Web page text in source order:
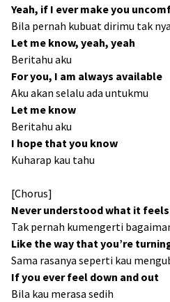
Yeah, if I ever make you
Bila pernah kubuat dirimu tak
Let me know, yeah, yeah
Beritahu aku
For you, I am always available
Aku akan selalu ada untukmu
Let me know
Beritahu aku
I hope that you know
Kuharap kau tahu
[Chorus]
Never understood what it
Tak pernah kumengerti
Like the way that you’re
Sama rasanya seperti kau
If you ever feel down and out
Bila kau merasa sedih